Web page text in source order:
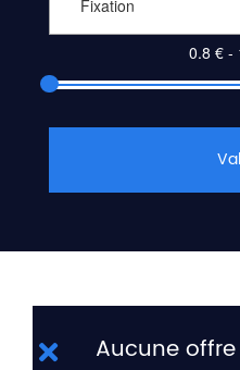
Fixation
Aucune